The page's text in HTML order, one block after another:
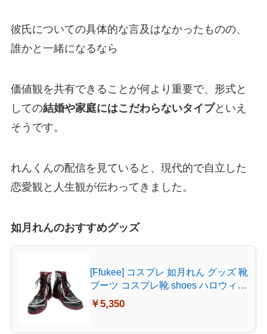
彼氏についての具体的な言及はなかったものの、
誰かと一緒になるなら
価値観を共有できることが何より重要で、形式と
しての結婚や家庭にはこだわらないタイプといえ
そうです。
れんくんの配信を見ていると、現代的で自立した
恋愛観と人生観が伝わってきました。
如月れんのおすすめグッズ
[Ffukee] コスプレ 如月れん グッズ 靴
ブーツ コスプレ靴 shoes ハロウィン
お祭り(23.5CM)
￥5,350